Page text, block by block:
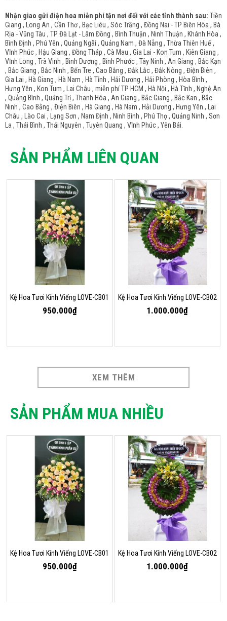
Nhận giao gửi điện hoa miễn phí tận nơi đối với các tỉnh thành sau: Tiền
Giang , Long An , Cần Thơ , Bạc Liêu , Sóc Trăng , Đồng Nai - TP Biên Hòa , Bà
Rịa - Vũng Tàu , TP Đà Lạt - Lâm Đồng , Bình Thuận , Ninh Thuận , Khánh Hòa ,
Bình Định , Phú Yên , Quảng Ngãi , Quảng Nam , Đà Nẵng , Thừa Thiên Huế ,
Vĩnh Phúc , Hậu Giang , Đồng Tháp , Cà Mau , Gia Lai - Kon Tum , Kiên Giang ,
Vĩnh Long , Trà Vinh , Bình Dương , Bình Phước , Tây Ninh , An Giang , Bắc Kạn
, Bắc Giang , Bắc Ninh , Bến Tre , Cao Bằng , Đắk Lắc , Đắk Nông , Điện Biên ,
Gia Lai , Hà Giang , Hà Nam , Hà Tỉnh , Hải Dương , Hải Phòng , Hòa Bình ,
Hưng Yên , Kon Tum , Lai Châu , miễn phí TP HCM , Hà Nội , Hà Tĩnh , Nghệ An
, Quảng Bình , Quảng Trị , Thanh Hóa , An Giang , Bắc Giang , Bắc Kan , Bắc
Ninh , Cao Bằng , Điện Biên , Hà Giang , Hà Nam , Hải Dương , Hưng Yên , Lai
Châu , Lào Cai , Lạng Sơn , Nam Định , Ninh Bình , Phú Thọ , Quảng Ninh , Sơn
La , Thái Bình , Thái Nguyên , Tuyên Quang , Vĩnh Phúc , Yên Bái.
SẢN PHẨM LIÊN QUAN
Kệ Hoa Tươi Kính Viếng LOVE-CB01
950.000₫
Kệ Hoa Tươi Kính Viếng LOVE-CB02
1.000.000₫
XEM THÊM
SẢN PHẨM MUA NHIỀU
Kệ Hoa Tươi Kính Viếng LOVE-CB01
950.000₫
Kệ Hoa Tươi Kính Viếng LOVE-CB02
1.000.000₫